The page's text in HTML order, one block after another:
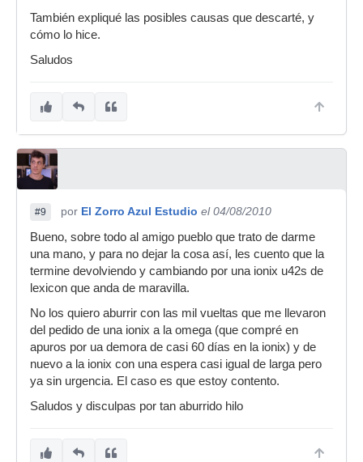
También expliqué las posibles causas que descarté, y
cómo lo hice.
Saludos
#9 por El Zorro Azul Estudio el 04/08/2010
Bueno, sobre todo al amigo pueblo que trato de darme
una mano, y para no dejar la cosa así, les cuento que la
termine devolviendo y cambiando por una ionix u42s de
lexicon que anda de maravilla.
No los quiero aburrir con las mil vueltas que me llevaron
del pedido de una ionix a la omega (que compré en
apuros por ua demora de casi 60 días en la ionix) y de
nuevo a la ionix con una espera casi igual de larga pero
ya sin urgencia. El caso es que estoy contento.
Saludos y disculpas por tan aburrido hilo